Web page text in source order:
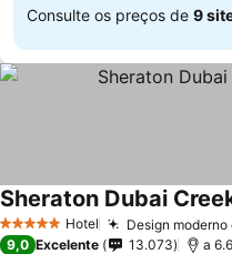
Consulte os preços de 9
5 Estrelas Hotel Design
Sheraton Dubai
9,0 Excelente 13.073 a